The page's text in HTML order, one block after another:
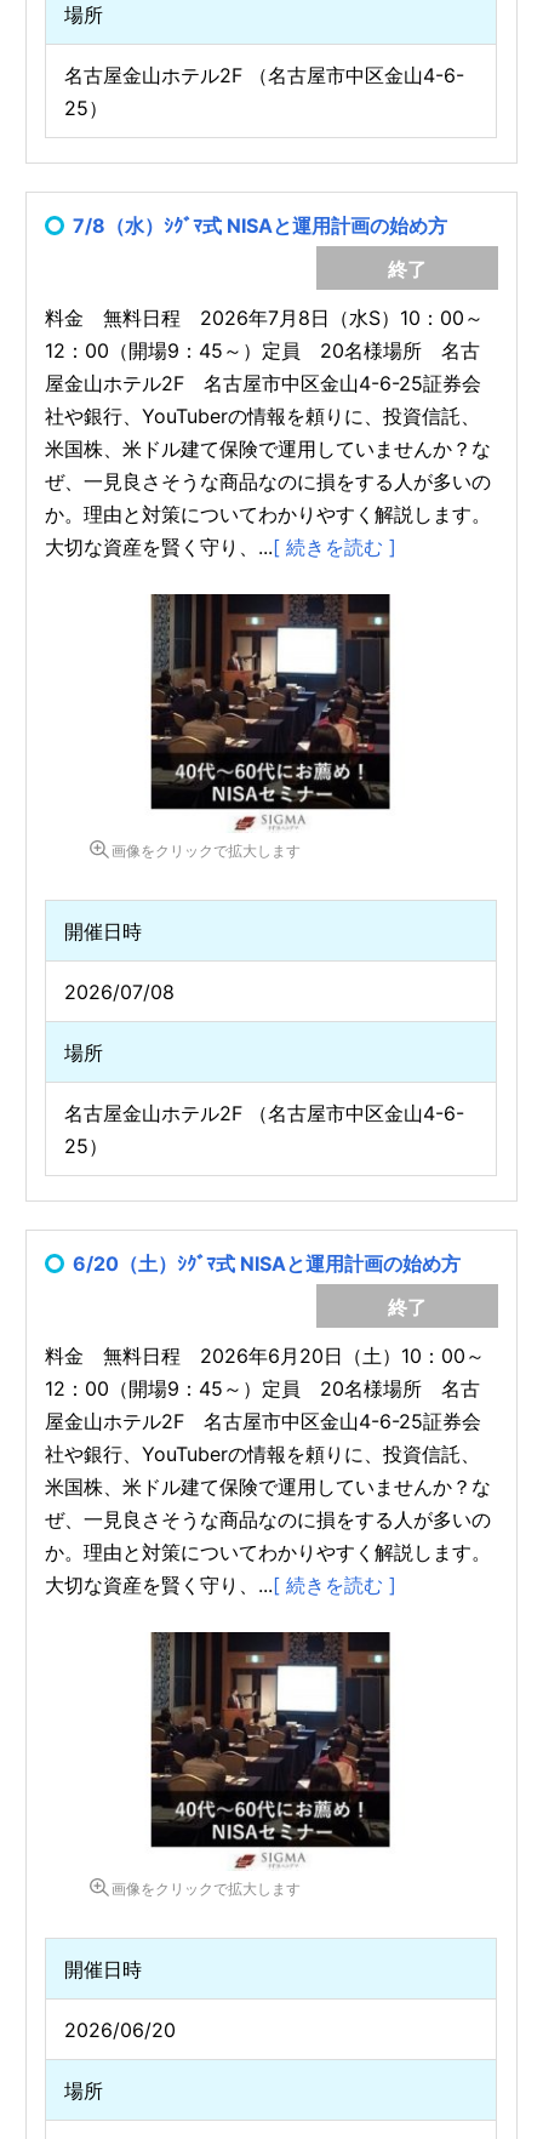
場所
名古屋金山ホテル2F （名古屋市中区金山4-6-
25）
7/8（水）ｼｸﾞﾏ式 NISAと運用計画の始め方
終了
料金 無料日程 2026年7月8日（水S）10：00～
12：00（開場9：45～）定員 20名様場所 名古
屋金山ホテル2F 名古屋市中区金山4-6-25証券会
社や銀行、YouTuberの情報を頼りに、投資信託、
米国株、米ドル建て保険で運用していませんか？な
ぜ、一見良さそうな商品なのに損をする人が多いの
か。理由と対策についてわかりやすく解説します。
大切な資産を賢く守り、...[ 続きを読む ]
画像をクリックで拡大します
開催日時
2026/07/08
場所
名古屋金山ホテル2F （名古屋市中区金山4-6-
25）
6/20（土）ｼｸﾞﾏ式 NISAと運用計画の始め方
終了
料金 無料日程 2026年6月20日（土）10：00～
12：00（開場9：45～）定員 20名様場所 名古
屋金山ホテル2F 名古屋市中区金山4-6-25証券会
社や銀行、YouTuberの情報を頼りに、投資信託、
米国株、米ドル建て保険で運用していませんか？な
ぜ、一見良さそうな商品なのに損をする人が多いの
か。理由と対策についてわかりやすく解説します。
大切な資産を賢く守り、...[ 続きを読む ]
画像をクリックで拡大します
開催日時
2026/06/20
場所